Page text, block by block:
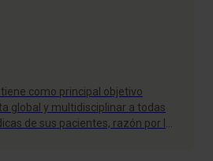
tiene como principal objetivo
global y multidisciplinar a todas
de sus pacientes, razón por la